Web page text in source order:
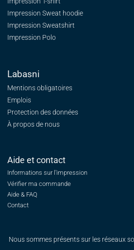
Impression Sweat hoodie
Impression Sweatshirt
Impression Polo
Labasni
Mentions obligatoires
Emplois
Protection des données
À propos de nous
Aide et contact
Informations sur l'impression
Vérifier ma commande
Aide & FAQ
Contact
Nous sommes présents sur les réseaux